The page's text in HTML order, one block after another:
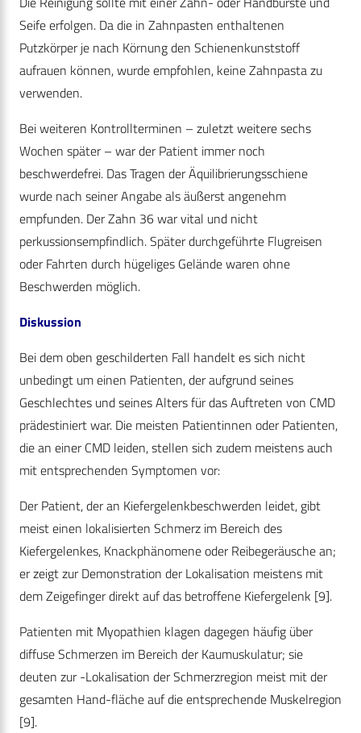
Seife erfolgen. Da die in Zahnpasten enthaltenen
Putzkörper je nach Körnung den Schienenkunststoff
aufrauen können, wurde empfohlen, keine Zahnpasta zu
verwenden.
Bei weiteren Kontrollterminen – zuletzt weitere sechs
Wochen später – war der Patient immer noch
beschwerdefrei. Das Tragen der Äquilibrierungsschiene
wurde nach seiner Angabe als äußerst angenehm
empfunden. Der Zahn 36 war vital und nicht
perkussionsempfindlich. Später durchgeführte Flugreisen
oder Fahrten durch hügeliges Gelände waren ohne
Beschwerden möglich.
Diskussion
Bei dem oben geschilderten Fall handelt es sich nicht
unbedingt um einen Patienten, der aufgrund seines
Geschlechtes und seines Alters für das Auftreten von CMD
prädestiniert war. Die meisten Patientinnen oder Patienten,
die an einer CMD leiden, stellen sich zudem meistens auch
mit entsprechenden Symptomen vor:
Der Patient, der an Kiefergelenkbeschwerden leidet, gibt
meist einen lokalisierten Schmerz im Bereich des
Kiefergelenkes, Knackphänomene oder Reibegeräusche an;
er zeigt zur Demonstration der Lokalisation meistens mit
dem Zeigefinger direkt auf das betroffene Kiefergelenk [9].
Patienten mit Myopathien klagen dagegen häufig über
diffuse Schmerzen im Bereich der Kaumuskulatur; sie
deuten zur -Lokalisation der Schmerzregion meist mit der
gesamten Hand-fläche auf die entsprechende Muskelregion
[9].